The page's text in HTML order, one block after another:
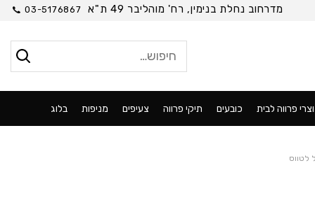
מדרחוב נחלת בנימין, רח' מוהליבר 49 ת"א 03-5176867
עבור:
פרווה לבית כובעים תיקי פרווה צעיפים מניפות בלוג
לטווס